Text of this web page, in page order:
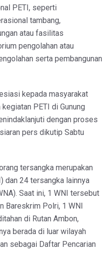
PETI, seperti
tambang,
atau fasilitas
pengolahan atau
serta pembangunan
kepada masyarakat
PETI di Gunung
dengan proses
pers dikutip Sabtu
tersangka merupakan
dan 24 tersangka lainnya
Saat ini, 1 WNI tersebut
Bareskrim Polri, 1 WNI
di Rutan Ambon,
berada di luar wilayah
sebagai Daftar Pencarian